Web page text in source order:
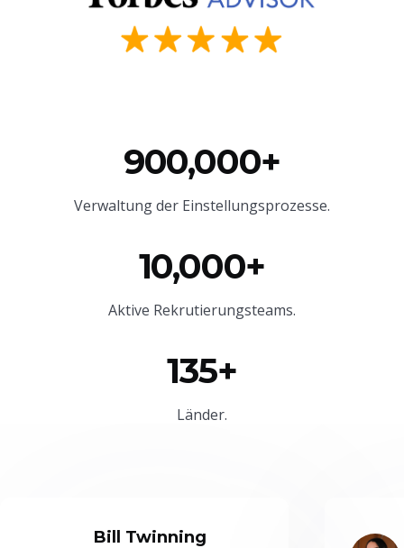
900,000+
Verwaltung der Einstellungsprozesse.
10,000+
Aktive Rekrutierungsteams.
135+
Länder.
Bill Twinning